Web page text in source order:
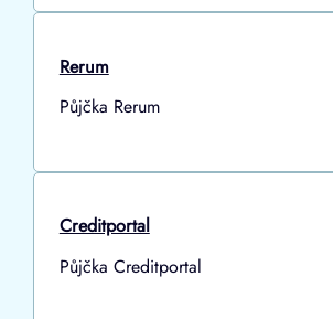
Rerum
Půjčka Rerum
Creditportal
Půjčka Creditportal